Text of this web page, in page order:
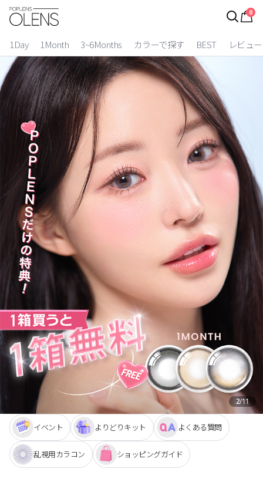
0
1Day 1Month 3~6Months カラーで探す BEST レビュー
ログイン
カラコン比較
今月限定特典
ベスト
カラコン
装着期間
1 Day
2 Weeks
1 Month
3~6 Months
よりどりキット
カラー
ブラウン
ブラック
ヘーゼル
グリーン
ブルー
ピンク
透明
乱視用
ハロウィンカラコン
ケア用品
レビュー
2/11
イベント よりどりキット よくある質問
乱視用カラコン ショッピングガイド